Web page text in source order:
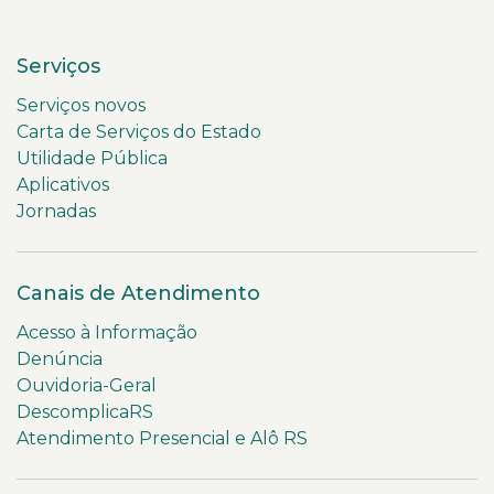
Serviços
Serviços novos
Carta de Serviços do Estado
Utilidade Pública
Aplicativos
Jornadas
Canais de Atendimento
Acesso à Informação
Denúncia
Ouvidoria-Geral
DescomplicaRS
Atendimento Presencial e Alô RS